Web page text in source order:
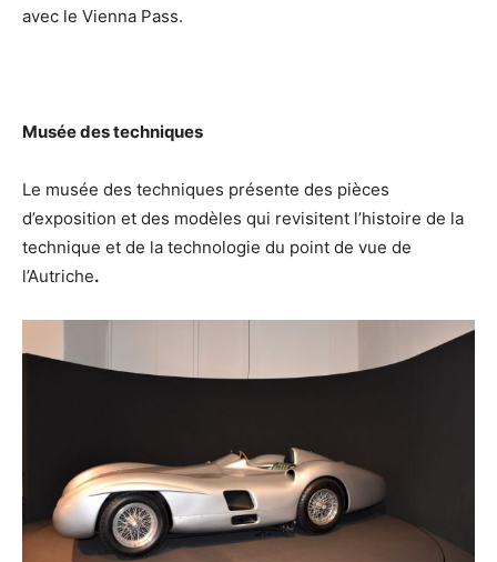
avec le Vienna Pass.
Musée des techniques
Le musée des techniques présente des pièces
d’exposition et des modèles qui revisitent l’histoire de la
technique et de la technologie du point de vue de
l’Autriche.